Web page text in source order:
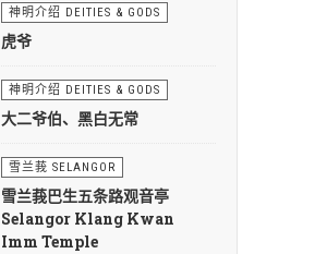
神明介绍 DEITIES & GODS
虎爷
神明介绍 DEITIES & GODS
大二爷伯、黑白无常
雪兰莪 SELANGOR
雪兰莪巴生五条路观音亭
Selangor Klang Kwan
Imm Temple